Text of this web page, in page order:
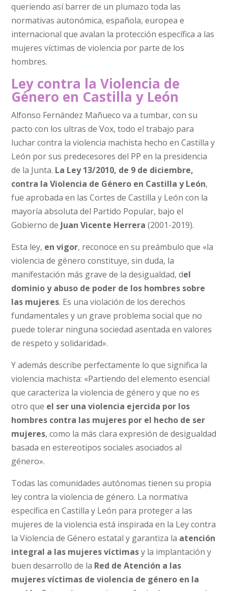
queriendo así barrer de un plumazo toda las
normativas autonómica, española, europea e
internacional que avalan la protección específica a las
mujeres víctimas de violencia por parte de los
hombres.
Ley contra la Violencia de
Género en Castilla y León
Alfonso Fernández Mañueco va a tumbar, con su
pacto con los ultras de Vox, todo el trabajo para
luchar contra la violencia machista hecho en Castilla y
León por sus predecesores del PP en la presidencia
de la Junta. La Ley 13/2010, de 9 de diciembre,
contra la Violencia de Género en Castilla y León,
fue aprobada en las Cortes de Castilla y León con la
mayoría absoluta del Partido Popular, bajo el
Gobierno de Juan Vicente Herrera (2001-2019).
Esta ley, en vigor, reconoce en su preámbulo que «la
violencia de género constituye, sin duda, la
manifestación más grave de la desigualdad, del
dominio y abuso de poder de los hombres sobre
las mujeres. Es una violación de los derechos
fundamentales y un grave problema social que no
puede tolerar ninguna sociedad asentada en valores
de respeto y solidaridad».
Y además describe perfectamente lo que significa la
violencia machista: «Partiendo del elemento esencial
que caracteriza la violencia de género y que no es
otro que el ser una violencia ejercida por los
hombres contra las mujeres por el hecho de ser
mujeres, como la más clara expresión de desigualdad
basada en estereotipos sociales asociados al
género».
Todas las comunidades autónomas tienen su propia
ley contra la violencia de género. La normativa
específica en Castilla y León para proteger a las
mujeres de la violencia está inspirada en la Ley contra
la Violencia de Género estatal y garantiza la atención
integral a las mujeres víctimasy la implantación y
buen desarrollo de la Red de Atención a las
mujeres víctimas de violencia de género en la